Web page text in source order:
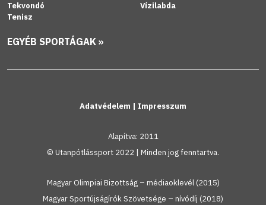
Tekvondó
Tenisz
Vízilabda
EGYÉB SPORTÁGAK »
Adatvédelem | Impresszum
Alapítva: 2011
© Utanpótlássport 2022 | Minden jog fenntartva.
Magyar Olimpiai Bizottság – médiaoklevél (2015)
Magyar Sportújságírók Szövetsége – nívódíj (2018)